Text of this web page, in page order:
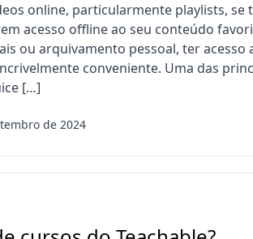
online, particularmente playlists,
acesso offline ao seu conteúdo
ou arquivamento pessoal, ter acesso
conveniente. Uma das
[…]
de 2024